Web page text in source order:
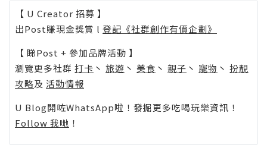
【 U Creator 招募 】
出Post賺現金獎賞 l 登記《社群創作有價企劃》
【 睇Post + 參加品牌活動 】
瀏覽更多社群 打卡 丶 旅遊 丶 美食 丶 親子 丶 寵物 丶 扮靚
攻略及 活動情報
U Blog開咗WhatsApp啦！發掘更多吃喝玩樂資訊！
Follow 我哋 ！